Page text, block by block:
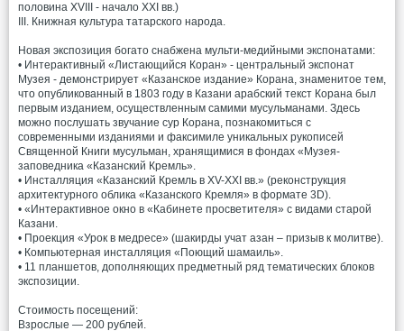
половина XVIII - начало XXI вв.)
III. Книжная культура татарского народа.
Новая экспозиция богато снабжена мульти-медийными экспонатами:
• Интерактивный «Листающийся Коран» - центральный экспонат
Музея - демонстрирует «Казанское издание» Корана, знаменитое тем,
что опубликованный в 1803 году в Казани арабский текст Корана был
первым изданием, осуществленным самими мусульманами. Здесь
можно послушать звучание сур Корана, познакомиться с
современными изданиями и факсимиле уникальных рукописей
Священной Книги мусульман, хранящимися в фондах «Музея-
заповедника «Казанский Кремль».
• Инсталляция «Казанский Кремль в XV-XXI вв.» (реконструкция
архитектурного облика «Казанского Кремля» в формате 3D).
• «Интерактивное окно в «Кабинете просветителя» с видами старой
Казани.
• Проекция «Урок в медресе» (шакирды учат азан – призыв к молитве).
• Компьютерная инсталляция «Поющий шамаиль».
• 11 планшетов, дополняющих предметный ряд тематических блоков
экспозиции.
Стоимость посещений:
Взрослые — 200 рублей.